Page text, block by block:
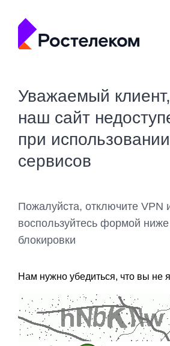
Уважаемый клиент,
наш сайт
при
сервисов
Пожалуйста, отключите VPN
воспользуйтесь формой
блокировки
Нам нужно убедиться, что вы не